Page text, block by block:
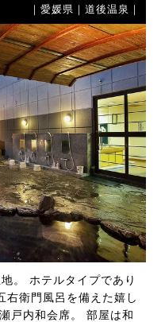
｜愛媛県｜道後温泉｜
。 ホテルタイプであり
右衛門風呂を備えた嬉し
戸内和会席。 部屋は和